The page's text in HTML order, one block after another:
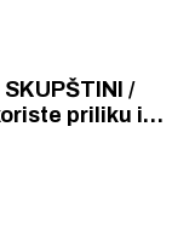
/
priliku i